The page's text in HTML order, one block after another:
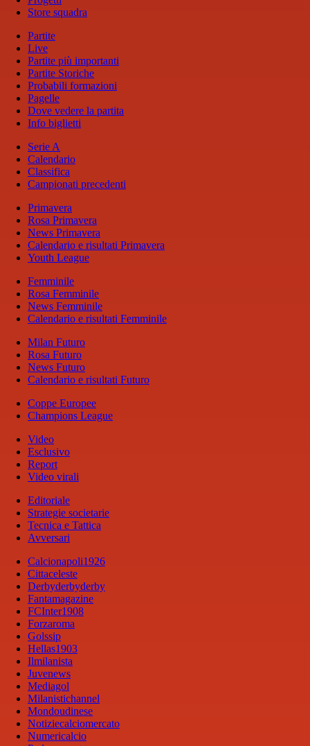
Store squadra
Partite
Live
Partite più importanti
Partite Storiche
Probabili formazioni
Pagelle
Dove vedere la partita
Info biglietti
Serie A
Calendario
Classifica
Campionati precedenti
Primavera
Rosa Primavera
News Primavera
Calendario e risultati Primavera
Youth League
Femminile
Rosa Femminile
News Femminile
Calendario e risultati Femminile
Milan Futuro
Rosa Futuro
News Futuro
Calendario e risultati Futuro
Coppe Europee
Champions League
Video
Esclusivo
Report
Video virali
Editoriale
Strategie societarie
Tecnica e Tattica
Avversari
Calcionapoli1926
Cittaceleste
Derbyderbyderby
Fantamagazine
FCInter1908
Forzaroma
Golssip
Hellas1903
Ilmilanista
Juvenews
Mediagol
Milanistichannel
Mondoudinese
Notiziecalciomercato
Numericalcio